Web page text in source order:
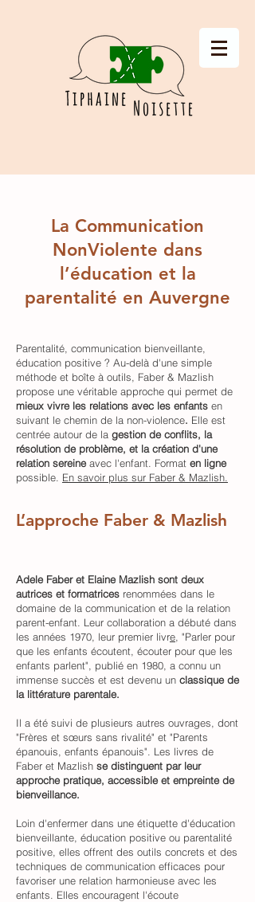
La Communication
NonViolente dans
l’éducation et la
parentalité en Auvergne
Parentalité, communication bienveillante,
éducation positive ? Au-delà d'une simple
méthode et boîte à outils, Faber & Mazlish
propose une véritable approche qui permet de
mieux vivre les relations avec les enfants en
suivant le chemin de la non-violence. Elle est
centrée autour de la gestion de conflits, la
résolution de problème, et la création d'une
relation sereineavec l'enfant. Format en ligne
possible. En savoir plus sur Faber & Mazlish.
L’approche Faber & Mazlish
Adele Faber et Elaine Mazlish sont deux
autrices et formatrices renommées dans le
domaine de la communication et de la relation
parent-enfant. Leur collaboration a débuté dans
les années 1970, leur premier livre , "Parler pour
que les enfants écoutent, écouter pour que les
enfants parlent", publié en 1980, a connu un
immense succès et est devenu un classique de
la littérature parentale.
Il a été suivi de plusieurs autres ouvrages, dont
"Frères et sœurs sans rivalité" et "Parents
épanouis, enfants épanouis". Les livres de
Faber et Mazlish se distinguent par leur
approche pratique, accessible et empreinte de
bienveillance.
Loin d'enfermer dans une étiquette d'éducation
bienveillante, éducation positive ou parentalité
positive, elles offrent des outils concrets et des
techniques de communication efficaces pour
favoriser une relation harmonieuse avec les
enfants. Elles encouragent l'écoute